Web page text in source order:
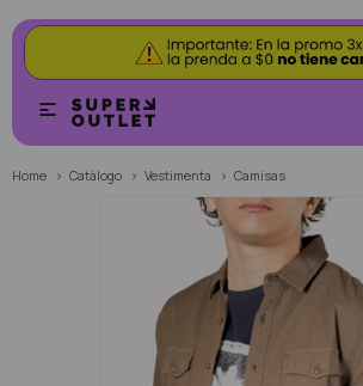

Home Catálogo Vestimenta Camisas